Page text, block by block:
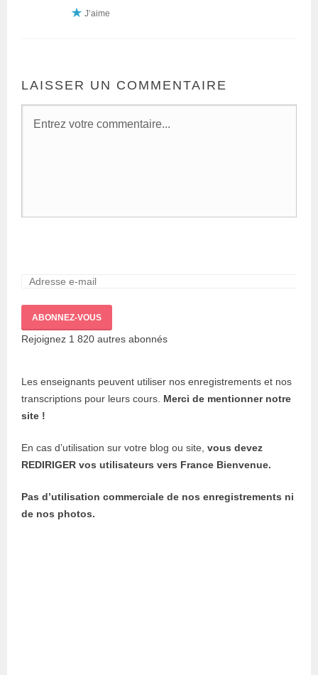
J’aime
LAISSER UN COMMENTAIRE
Adresse
mail :
ABONNEZ-VOUS
Rejoignez 1 820 autres abonnés
Les enseignants peuvent utiliser nos enregistrements et nos
transcriptions pour leurs cours. Merci de mentionner notre
site !
En cas d’utilisation sur votre blog ou site,vous devez
REDIRIGER vos utilisateurs vers France Bienvenue.
Pas d’utilisation commerciale de nos enregistrements ni
de nos photos.